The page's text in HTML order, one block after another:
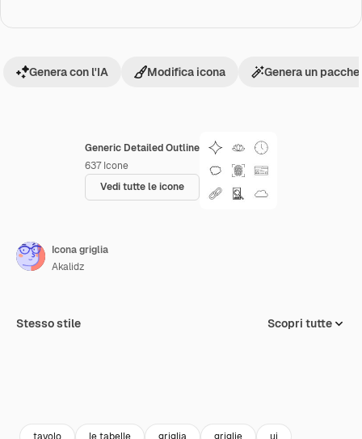
Generic Detailed Outline
637 Icone
Vedi tutte le icone
Genera con l'IA Modifica icona Genera un
Icona griglia
Akalidz
Stesso stile Scopri tutte
tavolo le tabelle griglia griglie ui